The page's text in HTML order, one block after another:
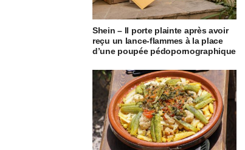
Shein – Il porte plainte après avoir
reçu un lance-flammes à la place
d’une poupée pédopornographique